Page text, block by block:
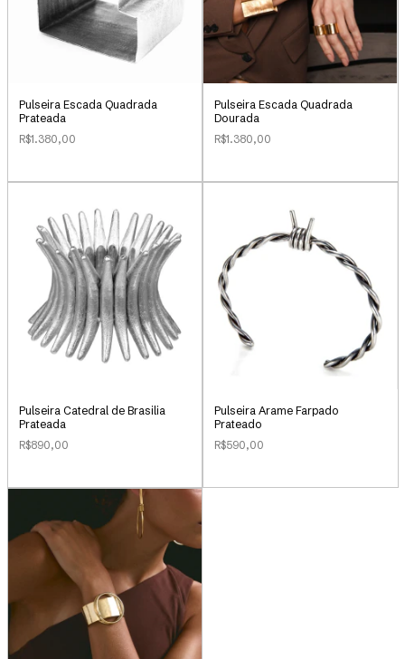
Pulseira Escada Quadrada
Prateada
R$1.380,00
Pulseira Escada Quadrada
Dourada
R$1.380,00
Pulseira Catedral de Brasilia
Prateada
R$890,00
Pulseira Arame Farpado
Prateado
R$590,00